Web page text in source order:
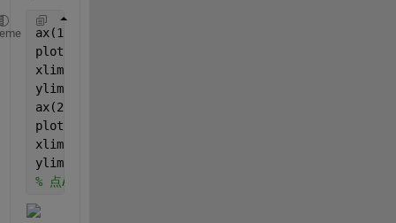
ax(1) = axes(
plot(0.2 , 0.5 ,
xlim([0 1])
ylim([0 1])
ax(2) = axes(
plot(0.8 , 0.5 ,
xlim([0 1])
ylim([0 1])
% 点Aと点Bを結ぶ直線を引きたい